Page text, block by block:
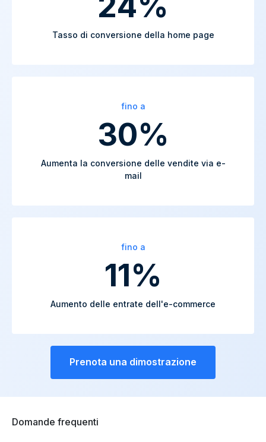
Tasso di conversione della home page
fino a
30%
Aumenta la conversione delle vendite via e-
mail
fino a
11%
Aumento delle entrate dell'e-commerce
Prenota una dimostrazione
Domande frequenti